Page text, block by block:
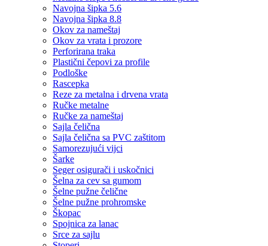
Navojna šipka 5.6
Navojna šipka 8.8
Okov za nameštaj
Okov za vrata i prozore
Perforirana traka
Plastični čepovi za profile
Podloške
Rascepka
Reze za metalna i drvena vrata
Ručke metalne
Ručke za nameštaj
Sajla čelična
Sajla čelična sa PVC zaštitom
Samorezujući vijci
Šarke
Seger osigurači i uskočnici
Šelna za cev sa gumom
Šelne pužne čelične
Šelne pužne prohromske
Škopac
Spojnica za lanac
Srce za sajlu